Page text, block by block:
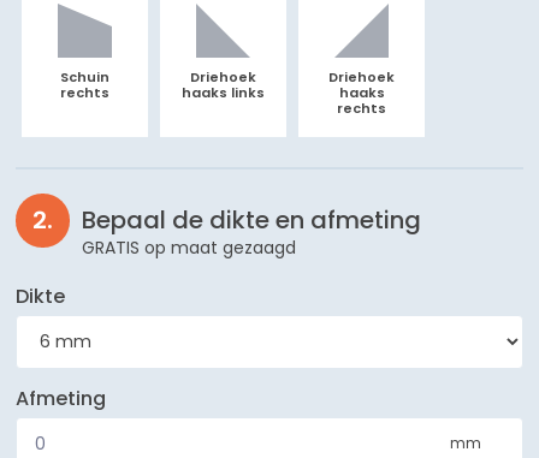
Schuin
rechts
Driehoek
haaks links
Driehoek
haaks
rechts
Bepaal de dikte en afmeting
GRATIS op maat gezaagd
Dikte
Afmeting
mm